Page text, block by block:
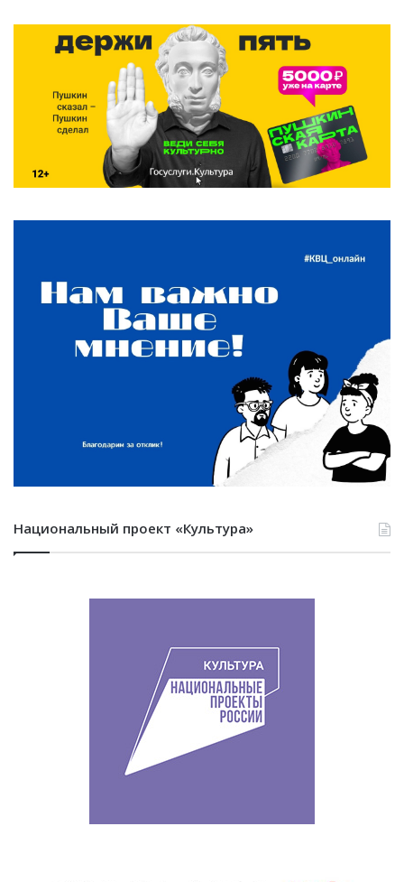
Национальный проект «Культура»